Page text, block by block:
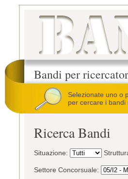
Bandi per
Selezionate uno o
per cercare i bandi
Ricerca Bandi
Situazione:
Settore Concorsuale: